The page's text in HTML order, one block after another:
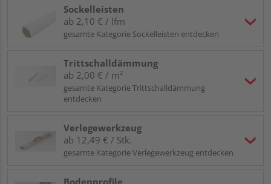
Sockelleisten
ab 2,10 € / lfm
gesamte Kategorie Sockelleisten entdecken
Trittschalldämmung
ab 2,00 € / m²
gesamte Kategorie Trittschalldämmung
entdecken
Verlegewerkzeug
ab 12,49 € / Stk.
gesamte Kategorie Verlegewerkzeug entdecken